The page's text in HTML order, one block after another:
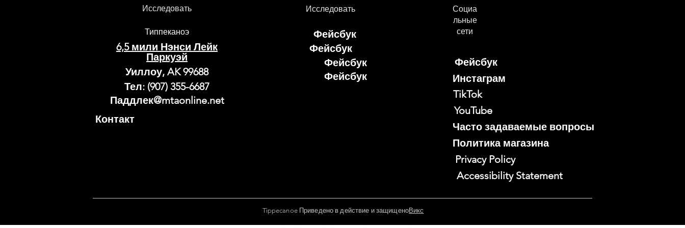
Типпеканоэ
6,5 мили Нэнси Лейк
Паркуэй
Уиллоу, AK 99688
Тел: (907) 355-6687
Паддлек@mtaonline.net
Контакт
Исследовать
Фейсбук
Фейсбук
Фейсбук
Фейсбук
Социа
льные
сети
Фейсбук
Инстаграм
TikTok
YouTube
Часто задаваемые вопросы
Политика магазина
Privacy Policy
Accessibility Statement
Tippecanoe Приведено в действие и защищеноВикс
Исследовать